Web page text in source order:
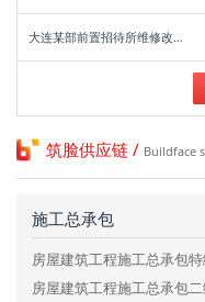
大连某部前置招待所维修改造项目公开招标公告
筑脸供应链 / Buildface
施工总承包
房屋建筑工程施工总承包特
房屋建筑工程施工总承包二